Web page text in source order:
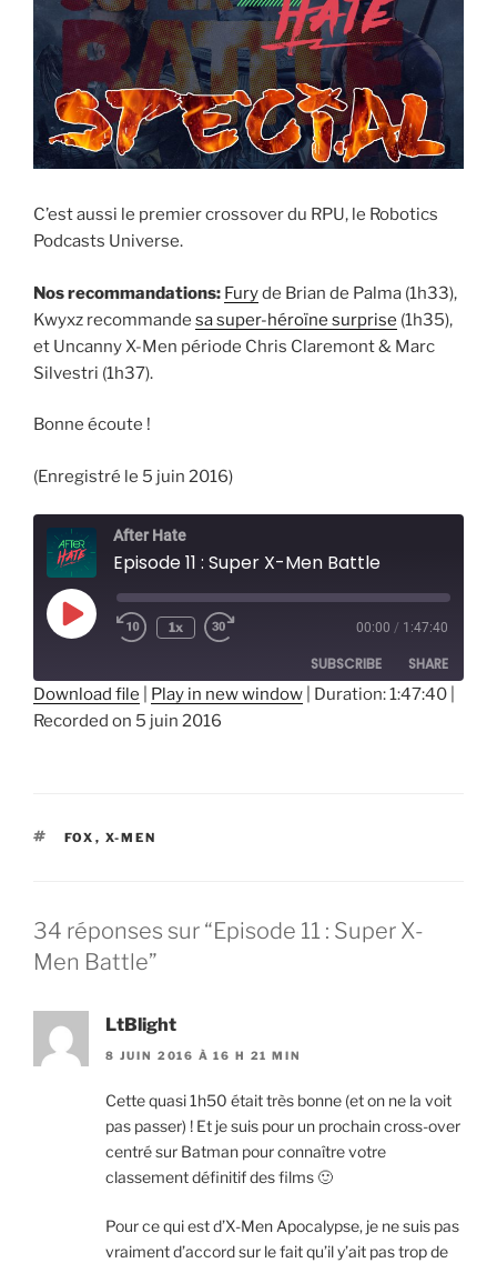
C’est aussi le premier crossover du RPU, le Robotics
Podcasts Universe.
Nos recommandations: Furyde Brian de Palma (1h33),
Kwyxz recommande sa super-héroïne surprise (1h35),
et Uncanny X-Men période Chris Claremont & Marc
Silvestri (1h37).
Bonne écoute !
(Enregistré le 5 juin 2016)
After Hate
Episode 11 : Super X-Men Battle
Play
Episode
1x 00:00 / 1:47:40
SUBSCRIBE SHARE
SHARE
Download file Play in new window Duration: 1:47:40
Recorded on 5 juin 2016
ÉTIQUETTES
FOX , X-MEN
34 réponses sur “Episode 11 : Super X-
Men Battle”
LtBlight
8 JUIN 2016 À 16 H 21 MIN
Cette quasi 1h50 était très bonne (et on ne la voit
pas passer) ! Et je suis pour un prochain cross-over
centré sur Batman pour connaître votre
classement définitif des films 🙂
Pour ce qui est d’X-Men Apocalypse, je ne suis pas
vraiment d’accord sur le fait qu’il y’ait pas trop de